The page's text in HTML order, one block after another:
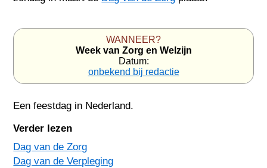
WANNEER?
Week van Zorg en Welzijn
Datum:
onbekend bij redactie
Een feestdag in Nederland.
Verder lezen
Dag van de Zorg
Dag van de Verpleging